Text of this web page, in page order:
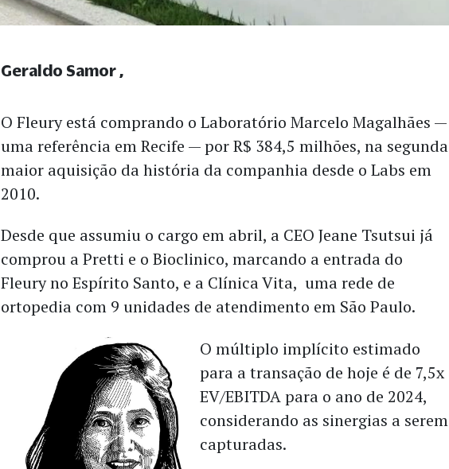
O Fleury está comprando o Laboratório Marcelo Magalhães —
uma referência em Recife — por R$ 384,5 milhões, na segunda
maior aquisição da história da companhia desde o Labs em
2010.
Desde que assumiu o cargo em abril, a CEO Jeane Tsutsui já
comprou a Pretti e o Bioclinico, marcando a entrada do
Fleury no Espírito Santo, e a Clínica Vita, uma rede de
ortopedia com 9 unidades de atendimento em São Paulo.
O múltiplo implícito estimado
para a transação de hoje é de 7,5x
EV/EBITDA para o ano de 2024,
considerando as sinergias a serem
capturadas.
Geraldo Samor